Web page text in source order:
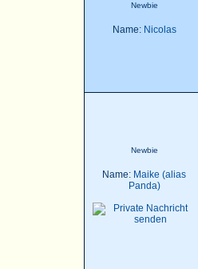
Newbie
Name: Nicolas
Newbie
Name: Maike (alias
Panda)